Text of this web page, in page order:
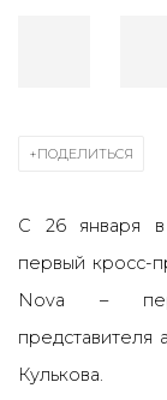
ПОДЕЛИТЬСЯ
С 26 января
первый кросс-
Nova –
представителя
Кулькова.